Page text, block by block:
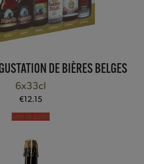
DE BIÈRES BELGES
6x33cl
€12.15
Lire la suite